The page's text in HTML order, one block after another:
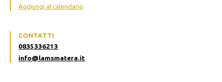
Aggiungi al calendario
CONTATTI
0835336213
info@lamsmatera.it